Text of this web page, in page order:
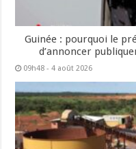
Guinée : pourquoi le
d’annoncer
09h48 - 4 août 2026